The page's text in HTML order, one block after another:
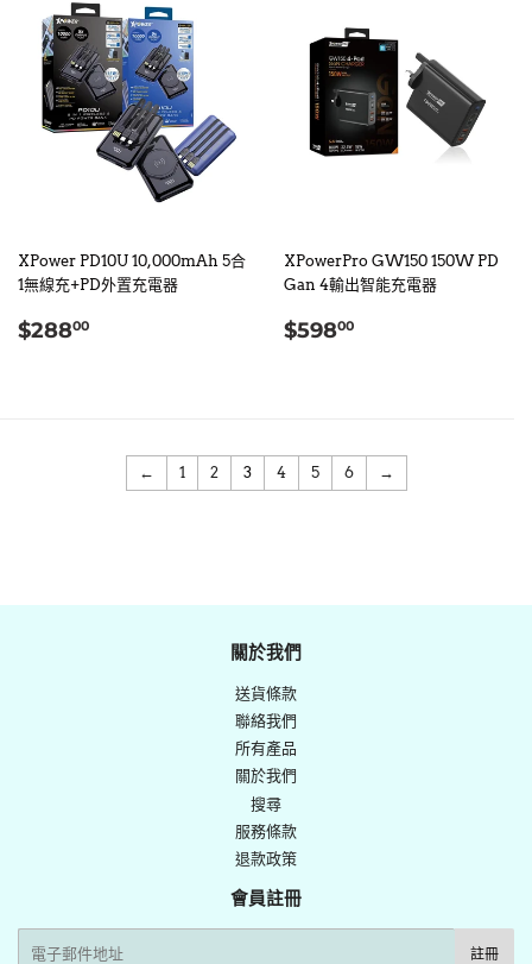
XPower PD10U 10,000mAh 5合
1無線充+PD外置充電器
定
$28800
XPowerPro GW150 150W PD
Gan 4輸出智能充電器
定
$59800
← 1 2 3 4 5 6 →
關於我們
送貨條款
聯絡我們
所有產品
關於我們
搜尋
服務條款
退款政策
會員註冊
註冊